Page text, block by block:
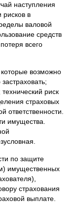
наступления
рисков в
валовой
средств
всего
возможно
риск
страховых
ответственности.
имущества.
по защите
имущественных
страхования
выплате.